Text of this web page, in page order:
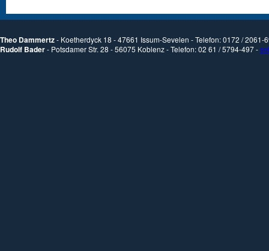
Theo Dammertz- Koetherdyck 18 - 47661 Issum-Sevelen - Telefon: 0172 / 2061-
Rudolf Bader- Potsdamer Str. 28 - 56075 Koblenz - Telefon: 02 61 / 5794-497 -